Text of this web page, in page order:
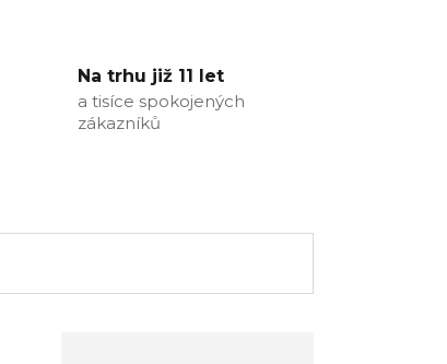
Na trhu již 11 let
a tisíce spokojených
zákazníků